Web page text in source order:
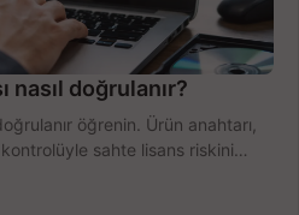
nasıl doğrulanır?
öğrenin. Ürün anahtarı,
sahte lisans riskini